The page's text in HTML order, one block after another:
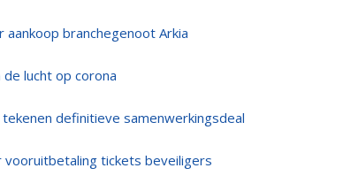
aankoop branchegenoot Arkia
lucht op corona
tekenen definitieve samenwerkingsdeal
vooruitbetaling tickets beveiligers